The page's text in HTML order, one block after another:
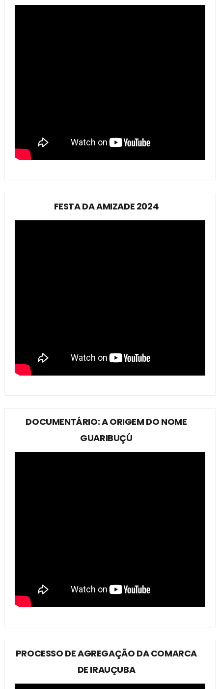
FESTA DA AMIZADE 2024
DOCUMENTÁRIO: A ORIGEM DO NOME
GUARIBUÇÚ
PROCESSO DE AGREGAÇÃO DA COMARCA
DE IRAUÇUBA